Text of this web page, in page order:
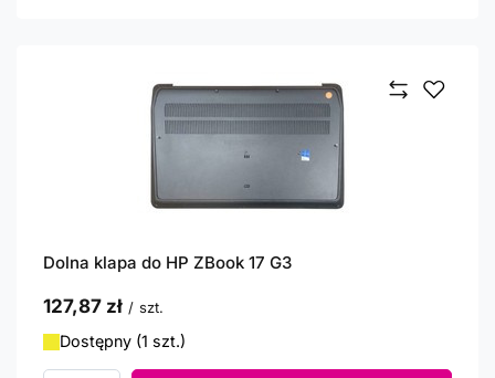
Dolna klapa do HP ZBook 17 G3
127,87 zł / szt.
Dostępny (1 szt.)